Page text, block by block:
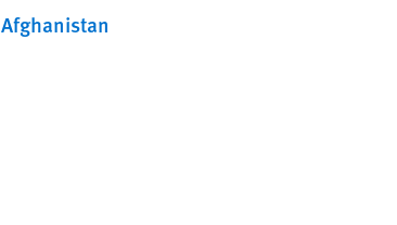
Afghanistan